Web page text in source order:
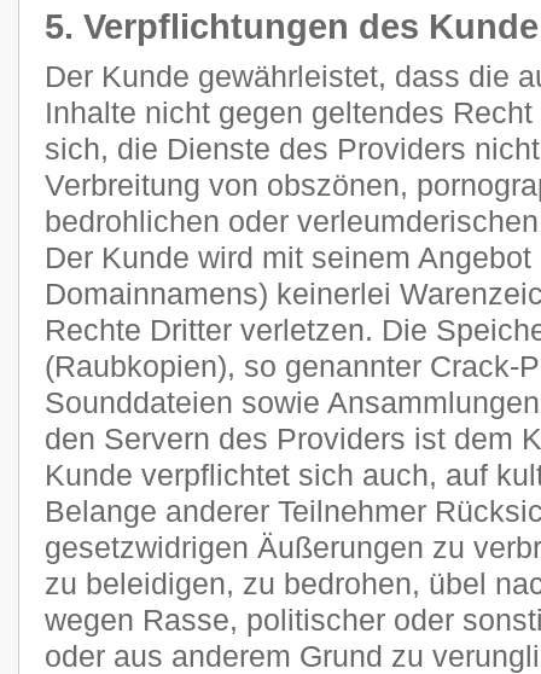
5. Verpflichtungen des
Der Kunde gewährleistet, dass die
Inhalte nicht gegen geltendes
sich, die Dienste des Providers
Verbreitung von obszönen,
bedrohlichen oder
Der Kunde wird mit seinem
Domainnamens) keinerlei
Rechte Dritter verletzen. Die
(Raubkopien), so genannter Crack-
Sounddateien sowie
den Servern des Providers ist dem
Kunde verpflichtet sich auch, auf
Belange anderer Teilnehmer
gesetzwidrigen Äußerungen zu
zu beleidigen, zu bedrohen, übel
wegen Rasse, politischer oder
oder aus anderem Grund zu